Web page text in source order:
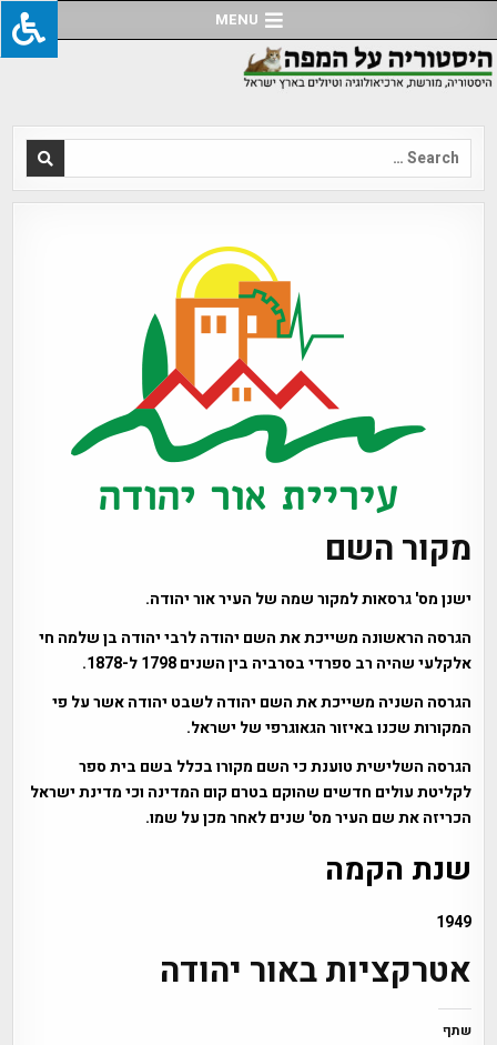
to
content
MENU
Search
for:
מקור השם
ישנן מס' גרסאות למקור שמה של העיר אור יהודה.
הגרסה הראשונה משייכת את השם יהודה לרבי יהודה בן שלמה חי
אלקלעי שהיה רב ספרדי בסרביה בין השנים 1798 ל-1878.
הגרסה השניה משייכת את השם יהודה לשבט יהודה אשר על פי
המקורות שכנו באיזור הגאוגרפי של ישראל.
הגרסה השלישית טוענת כי השם מקורו בכלל בשם בית ספר
לקליטת עולים חדשים שהוקם בטרם קום המדינה וכי מדינת ישראל
הכריזה את שם העיר מס' שנים לאחר מכן על שמו.
שנת הקמה
1949
אטרקציות באור יהודה
שתף